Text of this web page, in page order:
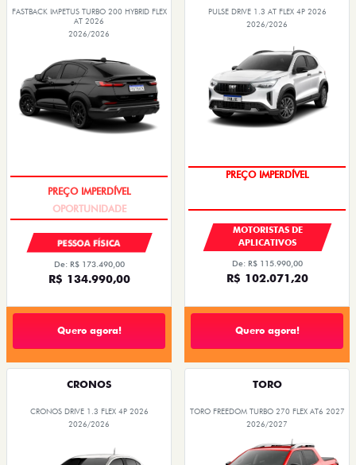
FASTBACK IMPETUS TURBO 200 HYBRID FLEX
AT 2026
2026/2026
OPORTUNIDADE
PESSOA FÍSICA
De: R$ 173.490,00
R$ 134.990,00
Quero agora!
PULSE DRIVE 1.3 AT FLEX 4P 2026
2026/2026
PREÇO IMPERDÍVEL
MOTORISTAS DE
APLICATIVOS
De: R$ 115.990,00
R$ 102.071,20
Quero agora!
CRONOS
CRONOS DRIVE 1.3 FLEX 4P 2026
2026/2026
TORO
TORO FREEDOM TURBO 270 FLEX AT6 2027
2026/2027